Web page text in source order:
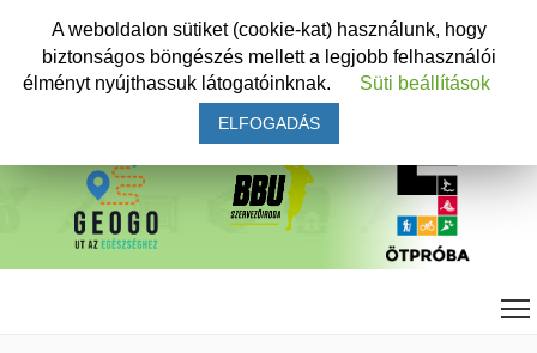
A weboldalon sütiket (cookie-kat) használunk, hogy
biztonságos böngészés mellett a legjobb felhasználói
élményt nyújthassuk látogatóinknak.
Süti beállítások
ELFOGADÁS